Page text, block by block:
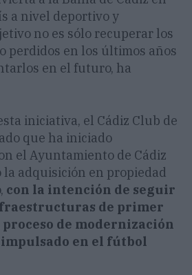
a nivel deportivo y
no es sólo recuperar los
perdidos en los últimos años
en el futuro, ha
iniciativa, el Cádiz Club de
que ha iniciado
el Ayuntamiento de Cádiz
la adquisición en propiedad
con la intención de seguir
de primer
de modernización
en el fútbol